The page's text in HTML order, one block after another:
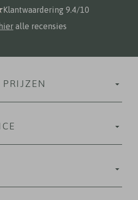
Klantwaardering 9.4/10
hier alle recensies